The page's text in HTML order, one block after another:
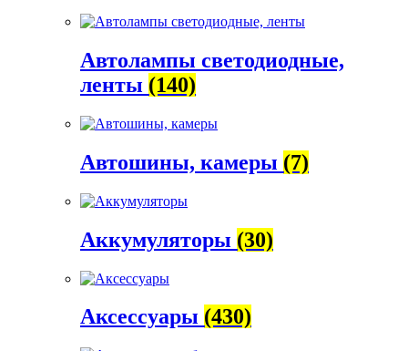
Автолампы светодиодные,
ленты (140)
Автошины, камеры (7)
Аккумуляторы (30)
Аксессуары (430)